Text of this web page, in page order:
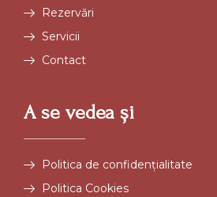
Rezervări
Servicii
Contact
A se vedea și
Politica de confidențialitate
Politica Cookies